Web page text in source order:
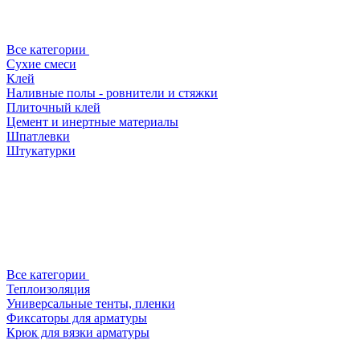
Все категории
Сухие смеси
Клей
Наливные полы - ровнители и стяжки
Плиточный клей
Цемент и инертные материалы
Шпатлевки
Штукатурки
Все категории
Теплоизоляция
Универсальные тенты, пленки
Фиксаторы для арматуры
Крюк для вязки арматуры